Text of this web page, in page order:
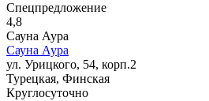
Спецпредложение
4,8
Сауна Аура
Сауна Аура
ул. Урицкого, 54, корп.2
Турецкая, Финская
Круглосуточно